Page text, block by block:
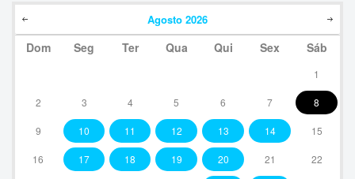
Agosto 2026
Dom Seg Ter Qua Qui Sex Sáb
1
2 3 4 5 6 7 8
9 10 11 12 13 14 15
16 17 18 19 20 21 22